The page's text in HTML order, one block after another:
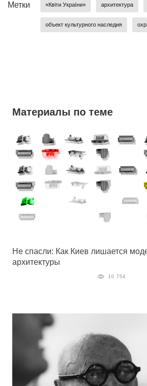
Метки «Квіти України» архитектура
объект культурного наследия
Материалы по теме
Не спасли: Как Киев лишается
архитектуры
10 754